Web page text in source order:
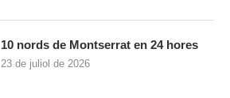
10 nords de Montserrat en 24 hores
23 de juliol de 2026